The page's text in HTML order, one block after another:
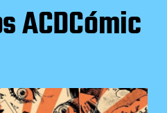
ACDCómic